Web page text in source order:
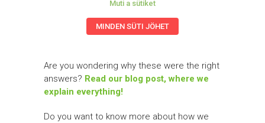
Are you wondering why these were the right
answers? Read our blog post, where we
explain everything!
Do you want to know more about how we